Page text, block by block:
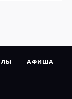
АФИША